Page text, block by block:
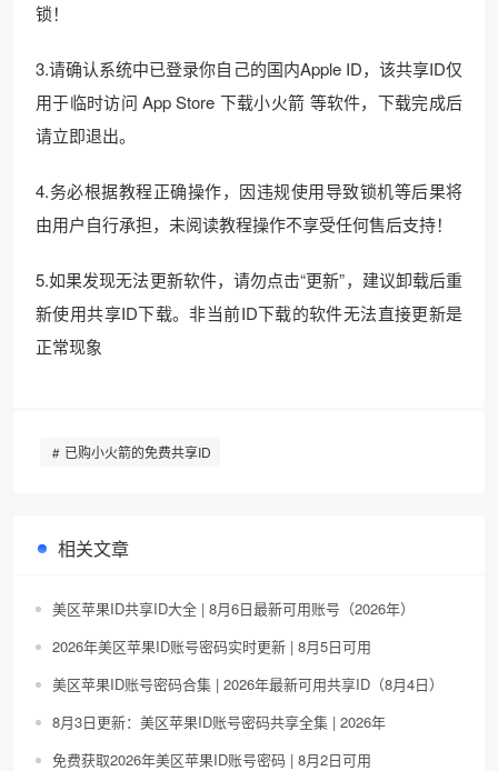
锁！
3.请确认系统中已登录你自己的国内Apple ID，该共享ID仅
用于临时访问 App Store 下载小火箭 等软件，下载完成后
请立即退出。
4.务必根据教程正确操作，因违规使用导致锁机等后果将
由用户自行承担，未阅读教程操作不享受任何售后支持！
5.如果发现无法更新软件，请勿点击“更新”，建议卸载后重
新使用共享ID下载。非当前ID下载的软件无法直接更新是
正常现象
已购小火箭的免费共享ID
相关文章
美区苹果ID共享ID大全 | 8月6日最新可用账号（2026年）
2026年美区苹果ID账号密码实时更新 | 8月5日可用
美区苹果ID账号密码合集 | 2026年最新可用共享ID（8月4日）
8月3日更新：美区苹果ID账号密码共享全集 | 2026年
免费获取2026年美区苹果ID账号密码 | 8月2日可用